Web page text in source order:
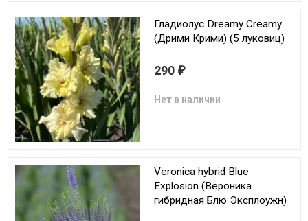
Гладиолус Dreamy Creamy
(Дрими Крими) (5 луковиц)
290 ₽
Нет в наличии
Veronica hybrid Blue
Explosion (Вероника
гибридная Блю Эксплоужн)